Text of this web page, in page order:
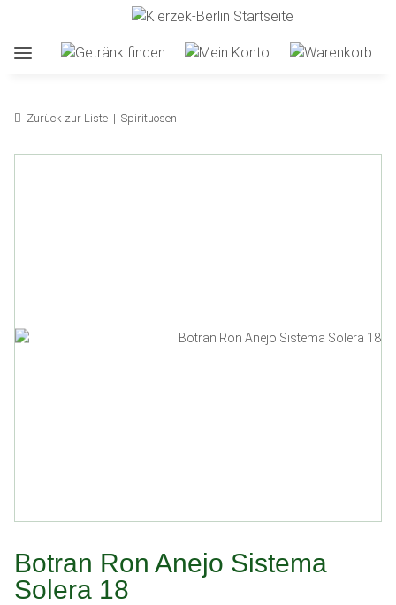
Zurück zur Liste Spirituosen
Botran Ron Anejo Sistema
Solera 18